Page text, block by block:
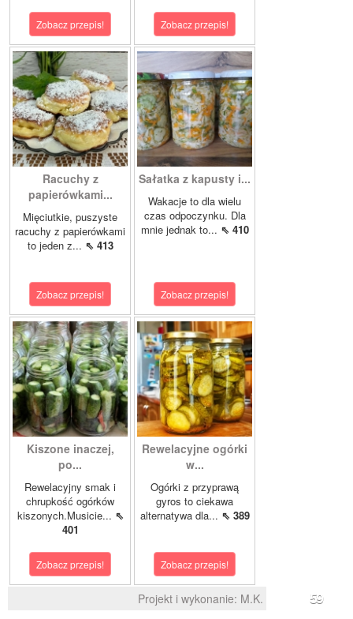
Zobacz przepis! Zobacz przepis!
Racuchy z
papierówkami...
Mięciutkie, puszyste
racuchy z papierówkami
to jeden z... ⇖ 413
Zobacz przepis!
Sałatka z kapusty i...
Wakacje to dla wielu
czas odpoczynku. Dla
mnie jednak to... ⇖ 410
Zobacz przepis!
Kiszone inaczej,
po...
Rewelacyjny smak i
chrupkość ogórków
kiszonych.Musicie... ⇖
401
Zobacz przepis!
Rewelacyjne ogórki
w...
Ogórki z przyprawą
gyros to ciekawa
alternatywa dla... ⇖ 389
Zobacz przepis!
Projekt i wykonanie: M.K. 59